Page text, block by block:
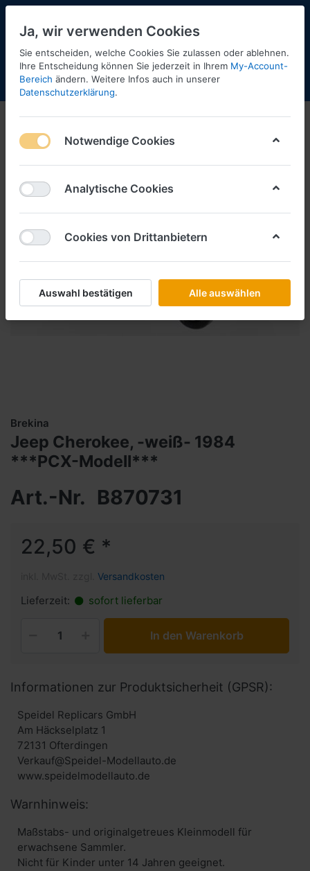
Menü Anmelden Shopaktualisierung
Brekina
Jeep Cherokee, -weiß- 1984
***PCX-Modell***
Art.-Nr. B870731
22,50 € *
Versandkosten
Lieferzeit: sofort lieferbar
In den Warenkorb
Informationen zur Produktsicherheit (GPSR):
Speidel Replicars GmbH
Am Häckselplatz 1
72131 Ofterdingen
Verkauf@Speidel-Modellauto.de
www.speidelmodellauto.de
Warnhinweis:
Maßstabs- und originalgetreues Kleinmodell für
erwachsene Sammler.
Nicht für Kinder unter 14 Jahren geeignet.
Ja, wir verwenden Cookies
Sie entscheiden, welche Cookies Sie zulassen oder ablehnen.
Ihre Entscheidung können Sie jederzeit in Ihrem My-Account-
Bereich ändern. Weitere Infos auch in unserer
Datenschutzerklärung.
Notwendige Cookies
Analytische Cookies
Cookies von Drittanbietern
Auswahl bestätigen Alle auswählen